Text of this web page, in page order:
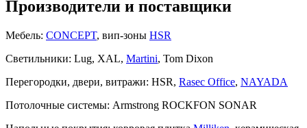
Производители и поставщики
Мебель: CONCEPT, вип-зоны HSR
Светильники: Lug, XAL, Martini, Tom Dixon
Перегородки, двери, витражи: HSR, Rasec Office, NAYADA
Потолочные системы: Armstrong ROCKFON SONAR